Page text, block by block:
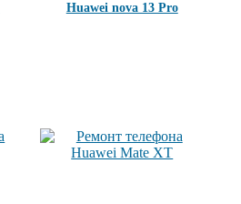
Huawei nova 13 Pro